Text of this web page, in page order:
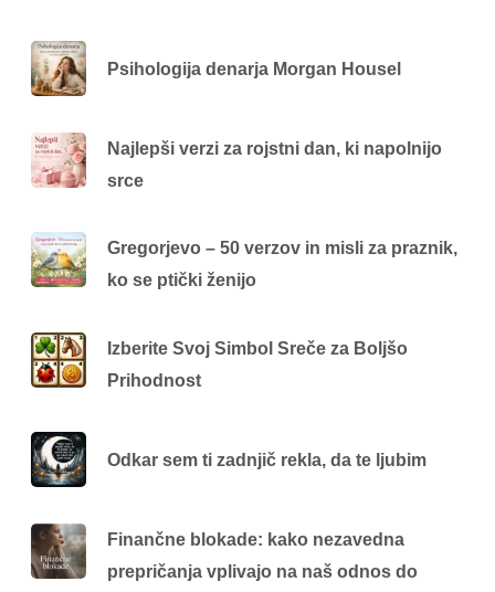
Psihologija denarja Morgan Housel
Najlepši verzi za rojstni dan, ki napolnijo
srce
Gregorjevo – 50 verzov in misli za praznik,
ko se ptički ženijo
Izberite Svoj Simbol Sreče za Boljšo
Prihodnost
Odkar sem ti zadnjič rekla, da te ljubim
Finančne blokade: kako nezavedna
prepričanja vplivajo na naš odnos do